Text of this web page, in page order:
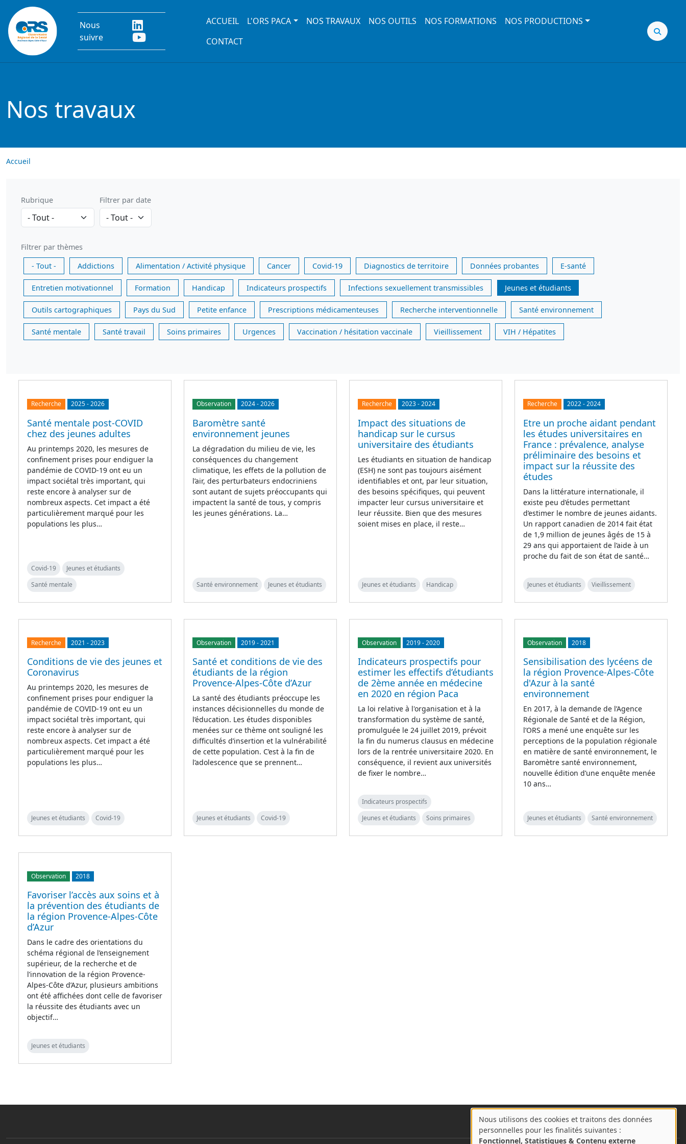
Aller au contenu principal
Nous
suivre
Main navigation
ACCUEIL L'ORS PACA NOS TRAVAUX NOS OUTILS NOS FORMATIONS
NOS PRODUCTIONS
CONTACT
Nos travaux
Accueil
Rubrique Filtrer par date
Filtrer par thèmes
- Tout -
Addictions Alimentation / Activité physique Cancer Covid-19 Diagnostics de territoire Données probantes E-santé
Entretien motivationnel Formation Handicap Indicateurs prospectifs Infections sexuellement transmissibles Jeunes et étudiants
Outils cartographiques Pays du Sud Petite enfance Prescriptions médicamenteuses Recherche interventionnelle Santé environnement
Santé mentale Santé travail Soins primaires Urgences Vaccination / hésitation vaccinale Vieillissement VIH / Hépatites
Recherche 2025-2026
Santé mentale post-COVID
chez des jeunes adultes
Au printemps 2020, les mesures de
confinement prises pour endiguer la
pandémie de COVID-19 ont eu un
impact sociétal très important, qui
reste encore à analyser sur de
nombreux aspects. Cet impact a été
particulièrement marqué pour les
populations les plus…
Covid-19
Jeunes et étudiants
Santé mentale
Observation 2024-2026
Baromètre santé
environnement jeunes
La dégradation du milieu de vie, les
conséquences du changement
climatique, les effets de la pollution de
l’air, des perturbateurs endocriniens
sont autant de sujets préoccupants qui
impactent la santé de tous, y compris
les jeunes générations. La…
Santé environnement Jeunes et étudiants
Recherche 2023-2024
Impact des situations de
handicap sur le cursus
universitaire des étudiants
Les étudiants en situation de handicap
(ESH) ne sont pas toujours aisément
identifiables et ont, par leur situation,
des besoins spécifiques, qui peuvent
impacter leur cursus universitaire et
leur réussite. Bien que des mesures
soient mises en place, il reste…
Jeunes et étudiants Handicap
Recherche 2022-2024
Etre un proche aidant pendant
les études universitaires en
France : prévalence, analyse
préliminaire des besoins et
impact sur la réussite des
études
Dans la littérature internationale, il
existe peu d’études permettant
d’estimer le nombre de jeunes aidants.
Un rapport canadien de 2014 fait état
de 1,9 million de jeunes âgés de 15 à
29 ans qui apportaient de l’aide à un
proche du fait de son état de santé…
Jeunes et étudiants Vieillissement
Recherche 2021 -2023
Conditions de vie des jeunes et
Coronavirus
Au printemps 2020, les mesures de
confinement prises pour endiguer la
pandémie de COVID-19 ont eu un
impact sociétal très important, qui
reste encore à analyser sur de
nombreux aspects. Cet impact a été
particulièrement marqué pour les
populations les plus…
Jeunes et étudiants Covid-19
Observation 2019-2021
Santé et conditions de vie des
étudiants de la région
Provence-Alpes-Côte d’Azur
La santé des étudiants préoccupe les
instances décisionnelles du monde de
l’éducation. Les études disponibles
menées sur ce thème ont souligné les
difficultés d’insertion et la vulnérabilité
de cette population. C’est à la fin de
l’adolescence que se prennent…
Jeunes et étudiants Covid-19
Observation 2019-2020
Indicateurs prospectifs pour
estimer les effectifs d’étudiants
de 2ème année en médecine
en 2020 en région Paca
La loi relative à l'organisation et à la
transformation du système de santé,
promulguée le 24 juillet 2019, prévoit
la fin du numerus clausus en médecine
lors de la rentrée universitaire 2020. En
conséquence, il revient aux universités
de fixer le nombre…
Indicateurs prospectifs
Jeunes et étudiants
Soins primaires
Observation 2018
Sensibilisation des lycéens de
la région Provence-Alpes-Côte
d'Azur à la santé
environnement
En 2017, à la demande de l’Agence
Régionale de Santé et de la Région,
l’ORS a mené une enquête sur les
perceptions de la population régionale
en matière de santé environnement, le
Baromètre santé environnement,
nouvelle édition d’une enquête menée
10 ans…
Jeunes et étudiants Santé environnement
Observation 2018
Favoriser l’accès aux soins et à
la prévention des étudiants de
la région Provence-Alpes-Côte
d’Azur
Dans le cadre des orientations du
schéma régional de l’enseignement
supérieur, de la recherche et de
l’innovation de la région Provence-
Alpes-Côte d’Azur, plusieurs ambitions
ont été affichées dont celle de favoriser
la réussite des étudiants avec un
objectif…
Jeunes et étudiants
A
propos
Nous utilisons des cookies et traitons des données
personnelles pour les finalités suivantes :
Fonctionnel, Statistiques & Contenu externe